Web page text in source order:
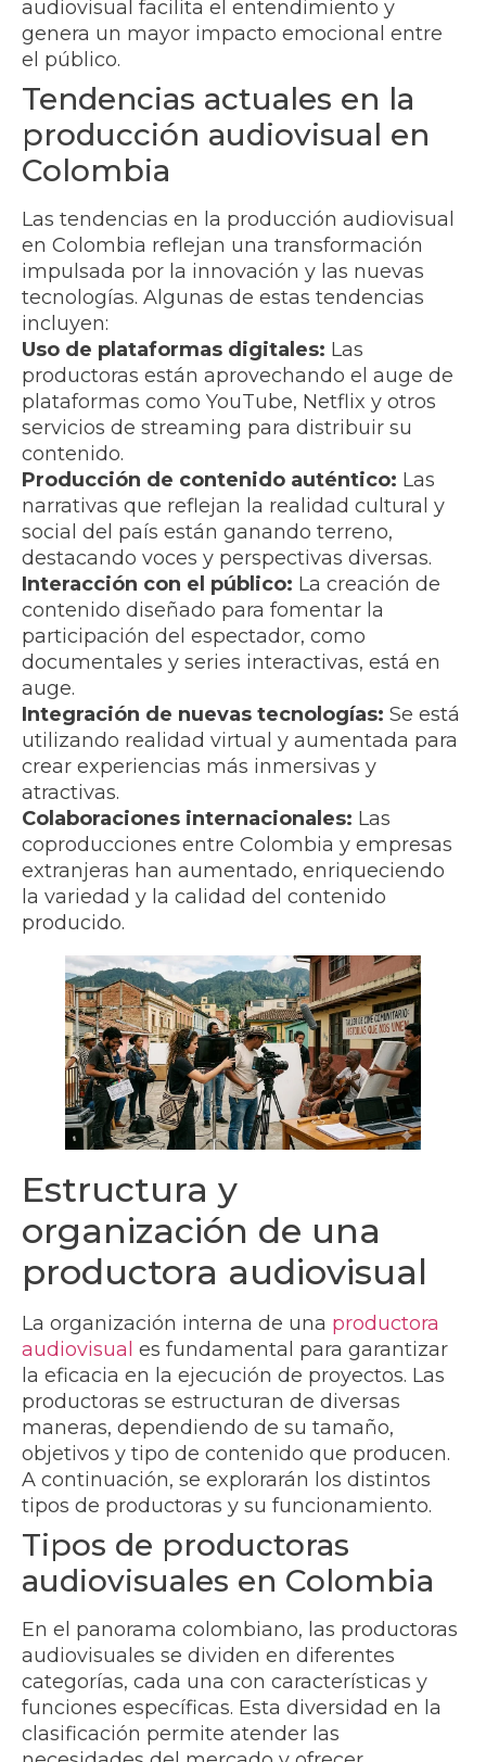
audiovisual facilita el entendimiento y
genera un mayor impacto emocional entre
el público.
Tendencias actuales en la
producción audiovisual en
Colombia
Las tendencias en la producción audiovisual
en Colombia reflejan una transformación
impulsada por la innovación y las nuevas
tecnologías. Algunas de estas tendencias
incluyen:
Uso de plataformas digitales: Las
productoras están aprovechando el auge de
plataformas como YouTube, Netflix y otros
servicios de streaming para distribuir su
contenido.
Producción de contenido auténtico: Las
narrativas que reflejan la realidad cultural y
social del país están ganando terreno,
destacando voces y perspectivas diversas.
Interacción con el público: La creación de
contenido diseñado para fomentar la
participación del espectador, como
documentales y series interactivas, está en
auge.
Integración de nuevas tecnologías: Se está
utilizando realidad virtual y aumentada para
crear experiencias más inmersivas y
atractivas.
Colaboraciones internacionales: Las
coproducciones entre Colombia y empresas
extranjeras han aumentado, enriqueciendo
la variedad y la calidad del contenido
producido.
Estructura y
organización de una
productora audiovisual
La organización interna de una productora
audiovisual es fundamental para garantizar
la eficacia en la ejecución de proyectos. Las
productoras se estructuran de diversas
maneras, dependiendo de su tamaño,
objetivos y tipo de contenido que producen.
A continuación, se explorarán los distintos
tipos de productoras y su funcionamiento.
Tipos de productoras
audiovisuales en Colombia
En el panorama colombiano, las productoras
audiovisuales se dividen en diferentes
categorías, cada una con características y
funciones específicas. Esta diversidad en la
clasificación permite atender las